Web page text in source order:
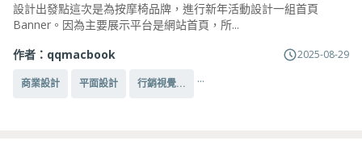
設計出發點這次是為按摩椅品牌，進行新年活動設計一組首頁
Banner。因為主要展示平台是網站首頁，所...
作者： qqmacbook 2025-08-29
商業設計 平面設計 行銷視覺... ...